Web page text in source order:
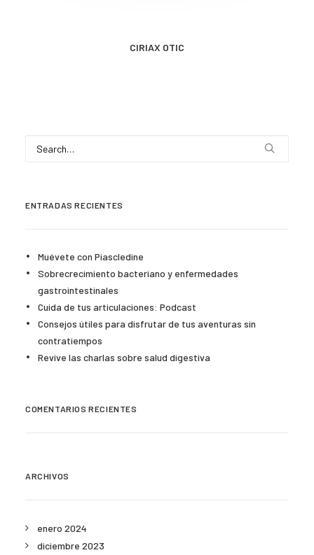
MÁS INFORMACIÓN
CIRIAX OTIC
ENTRADAS RECIENTES
Muévete con Piascledine
Sobrecrecimiento bacteriano y enfermedades
gastrointestinales
Cuida de tus articulaciones: Podcast
Consejos útiles para disfrutar de tus aventuras sin
contratiempos
Revive las charlas sobre salud digestiva
COMENTARIOS RECIENTES
ARCHIVOS
enero 2024
diciembre 2023